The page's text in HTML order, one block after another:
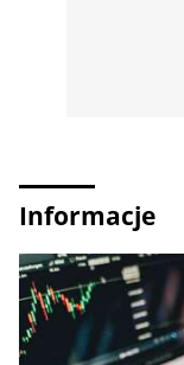
Informacje